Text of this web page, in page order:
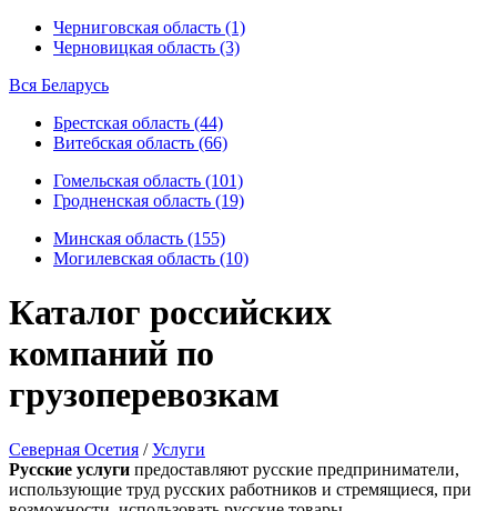
Черниговская область (1)
Черновицкая область (3)
Вся Беларусь
Брестская область (44)
Витебская область (66)
Гомельская область (101)
Гродненская область (19)
Минская область (155)
Могилевская область (10)
Каталог российских
компаний по
грузоперевозкам
Северная Осетия /Услуги
Русские услуги предоставляют русские предприниматели,
использующие труд русских работников и стремящиеся, при